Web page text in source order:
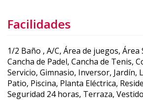
Facilidades
1/2 Baño , A/C, Área de juegos, Área
Cancha de Padel, Cancha de Tenis,
Servicio, Gimnasio, Inversor, Jardín,
Patio, Piscina, Planta Eléctrica,
Seguridad 24 horas, Terraza,